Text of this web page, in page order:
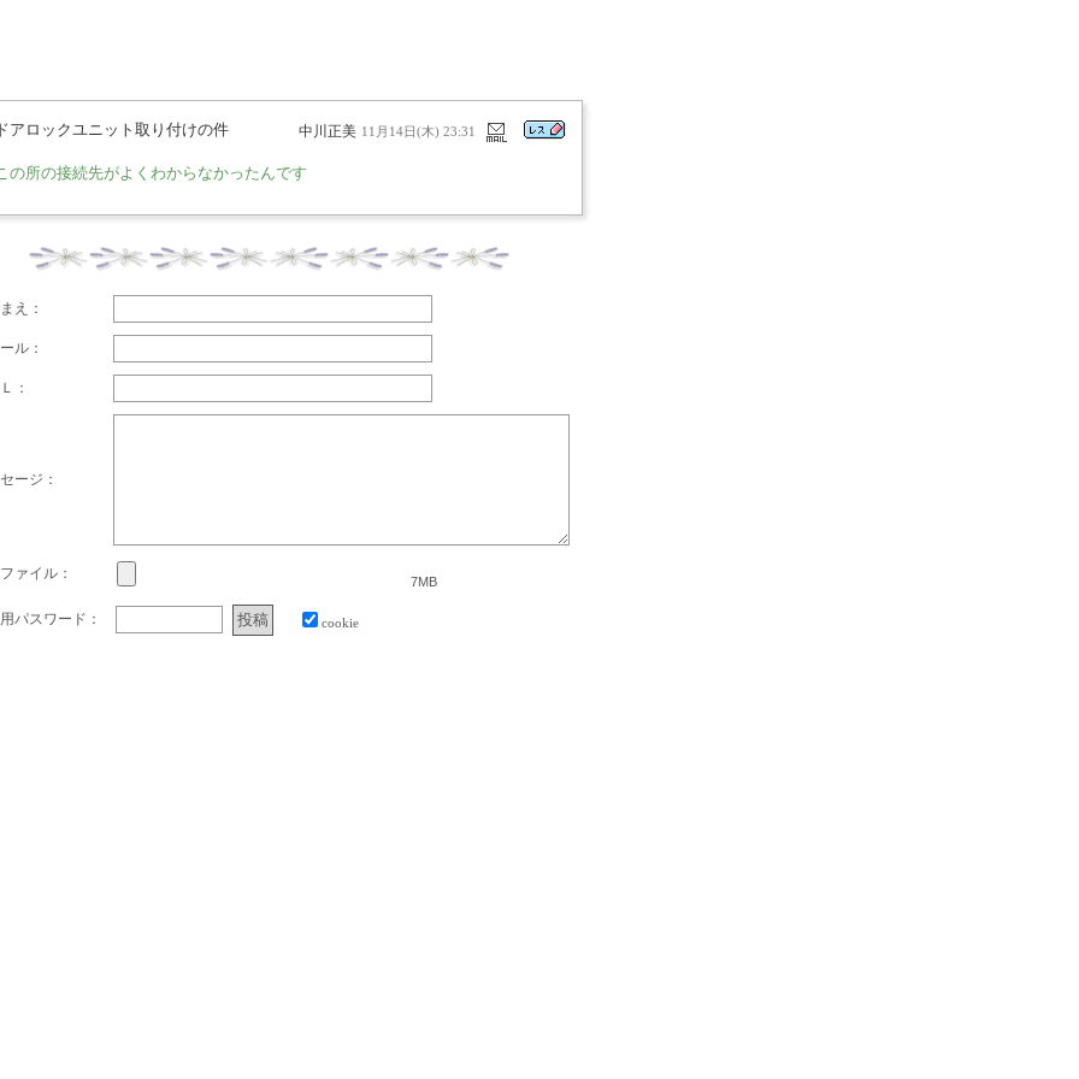
ドアロックユニット取り付けの件 中川正美 11月14日(木) 23:31
の所の接続先がよくわからなかったんです
え：
ル：
：
ージ：
ァイル： 7MB
パスワード： cookie